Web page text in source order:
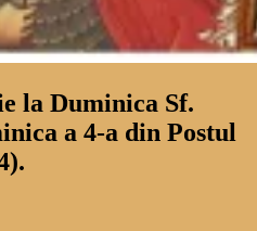
la Duminica Sf.
a 4-a din Postul